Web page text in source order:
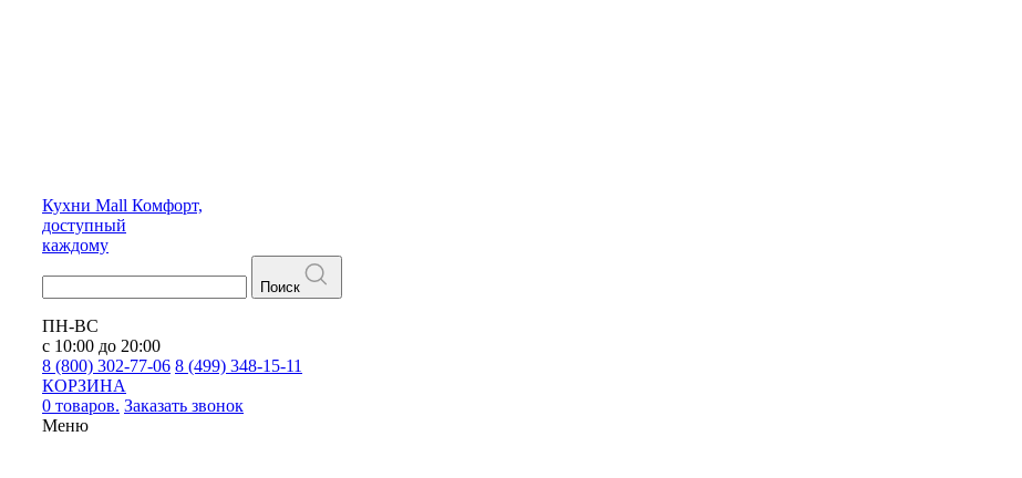
Кухни Mall Комфорт,
доступный
каждому
Поиск
ПН-ВС
с 10:00 до 20:00
8 (800) 302-77-06 8 (499) 348-15-11
КОРЗИНА
0 товаров. Заказать звонок
Меню